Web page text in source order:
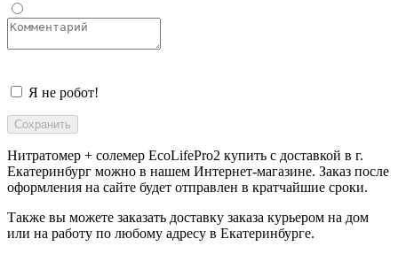
Я не робот!
Нитратомер + солемер EcoLifePro2 купить с доставкой в г.
Екатеринбург можно в нашем Интернет-магазине. Заказ после
оформления на сайте будет отправлен в кратчайшие сроки.
Также вы можете заказать доставку заказа курьером на дом
или на работу по любому адресу в Екатеринбурге.